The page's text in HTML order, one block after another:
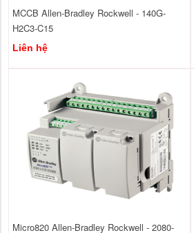
MCCB Allen-Bradley Rockwell - 140G-
H2C3-C15
Liên hệ
Micro820 Allen-Bradley Rockwell - 2080-